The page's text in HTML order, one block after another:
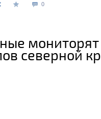
0
мониторят
северной